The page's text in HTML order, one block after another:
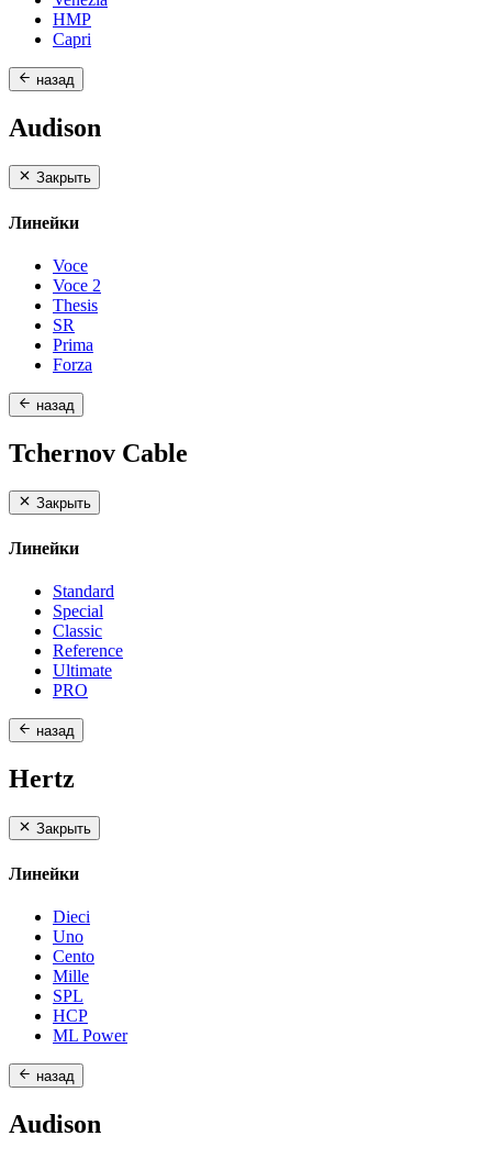
HMP
Capri
назад
Audison
Закрыть
Линейки
Voce
Voce 2
Thesis
SR
Prima
Forza
назад
Tchernov Cable
Закрыть
Линейки
Standard
Special
Classic
Reference
Ultimate
PRO
назад
Hertz
Закрыть
Линейки
Dieci
Uno
Cento
Mille
SPL
HCP
ML Power
назад
Audison